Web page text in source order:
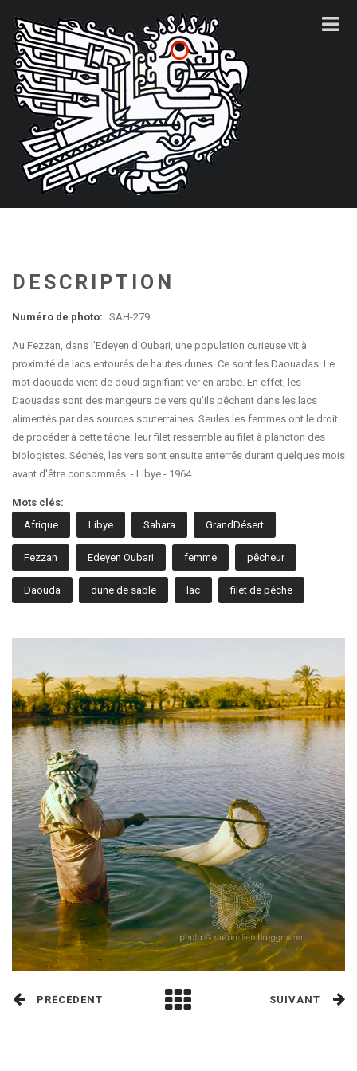
DESCRIPTION
Numéro de photo: SAH-279
Au Fezzan, dans l'Edeyen d'Oubari, une population curieuse vit à
proximité de lacs entourés de hautes dunes. Ce sont les Daouadas. Le
mot daouada vient de doud signifiant ver en arabe. En effet, les
Daouadas sont des mangeurs de vers qu'ils pêchent dans les lacs
alimentés par des sources souterraines. Seules les femmes ont le droit
de procéder à cette tâche; leur filet ressemble au filet à plancton des
biologistes. Séchés, les vers sont ensuite enterrés durant quelques mois
avant d'être consommés. - Libye - 1964
Mots clés:
Afrique
Libye Sahara GrandDésert
Fezzan Edeyen Oubari femme pêcheur
Daouda dune de sable lac filet de pêche
PRÉCÉDENT SUIVANT